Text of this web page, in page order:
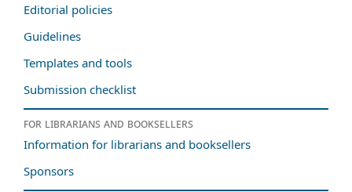
Editorial policies
Guidelines
Templates and tools
Submission checklist
For librarians and booksellers
Information for librarians and booksellers
Sponsors